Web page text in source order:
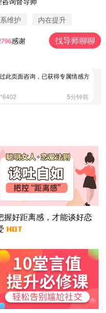
维护 内在提升
感谢 找导师聊聊
此页面咨询，已获得专属情感方
过此页面咨询，已获得专属情感
此页面咨询，已获得专属情感方
5分钟前
56分钟前
过此页面咨询，已获得专属情感
12分钟前
过此页面咨询，已获得专属情感
3分钟前
天^ 通过此页面咨询，已获得专属
28分钟前
握好距离感，才能谈好恋